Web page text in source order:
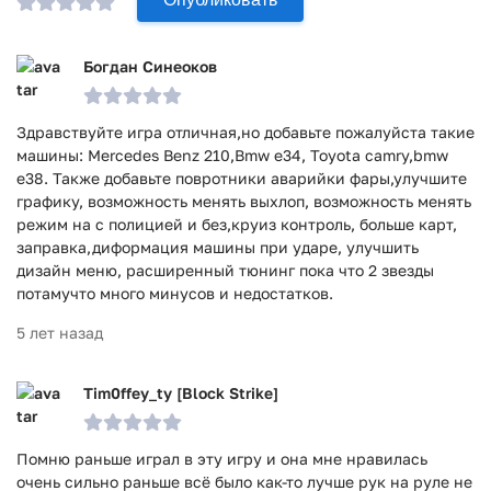
Возможность делать тюнинг любого автомобиля и
Сыграйте в различных местностях! Не нужно гонять
всё время по одной и той же трассе!
лучшим гонщиком!
Игра Driving Zone 2: Авто симулятор прошла проверку
антивирусом VirusTotal. В результате проверки по всем
последним сигнатурам заражения файлов не выявлено.
Богдан Синеоков
Здравствуйте игра отличная,но добавьте пожалуйста такие
машины: Mercedes Benz 210,Bmw e34, Toyota camry,bmw
e38. Также добавьте повротники аварийки фары,улучшите
графику, возможность менять выхлоп, возможность менять
режим на с полицией и без,круиз контроль, больше карт,
заправка,диформация машины при ударе, улучшить
дизайн меню, расширенный тюнинг пока что 2 звезды
потамучто много минусов и недостатков.
5 лет назад
Tim0ffey_ty [Block Strike]
Помню раньше играл в эту игру и она мне нравилась
очень сильно раньше всё было как-то лучше рук на руле не